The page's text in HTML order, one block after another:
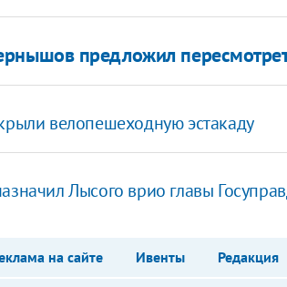
предложил
велопешеходную эстакаду
Лысого врио главы
на сайте Ивенты Редакция